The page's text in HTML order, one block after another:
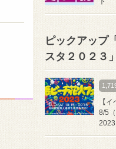
ピックアップ
スタ２０２３」
【
8/5